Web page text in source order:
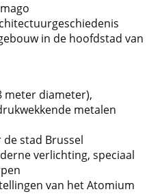
in de hoofdstad van
meter diameter),
metalen
stad Brussel
verlichting, speciaal
van het Atomium